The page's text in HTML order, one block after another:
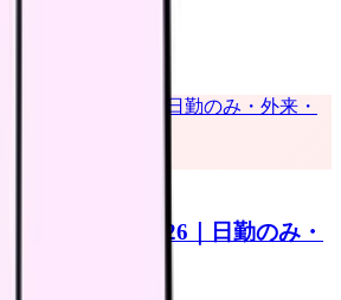
します。
の転職判断 2026｜日勤のみ・
び方